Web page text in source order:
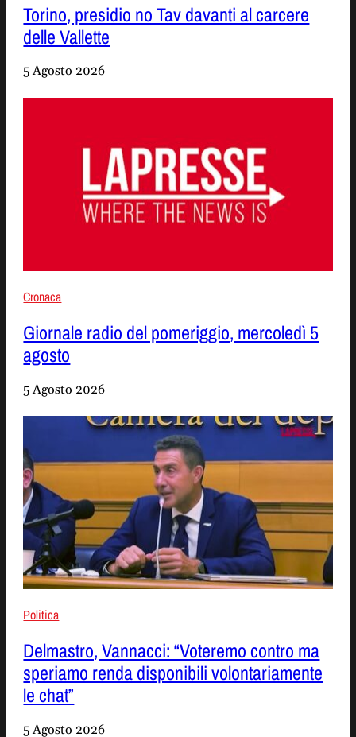
Torino, presidio no Tav davanti al carcere
delle Vallette
5 Agosto 2026
Cronaca
Giornale radio del pomeriggio, mercoledì 5
agosto
5 Agosto 2026
Politica
Delmastro, Vannacci: “Voteremo contro ma
speriamo renda disponibili volontariamente
le chat”
5 Agosto 2026